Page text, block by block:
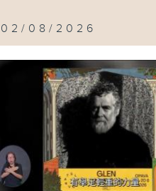
02/08/2026